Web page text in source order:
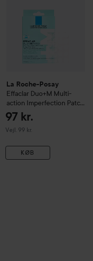
La Roche-Posay
Effaclar Duo+M Multi-
action Imperfection Patch
22 stk
97 kr.
Vejl. 99 kr.
Vejledende pris 99 kr.
KØB